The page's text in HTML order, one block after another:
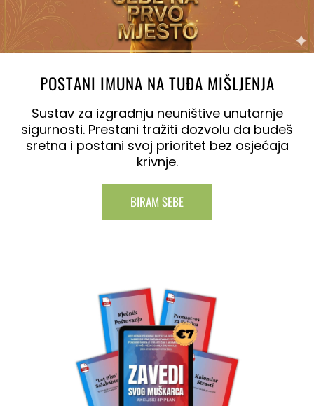
POSTANI IMUNA NA TUĐA MIŠLJENJA
Sustav za izgradnju neuništive unutarnje
sigurnosti. Prestani tražiti dozvolu da budeš
sretna i postani svoj prioritet bez osjećaja
krivnje.
BIRAM SEBE